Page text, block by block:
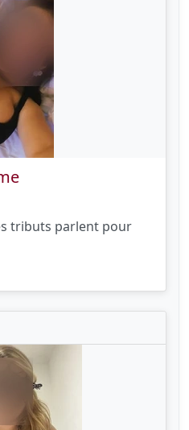
tributs parlent pour